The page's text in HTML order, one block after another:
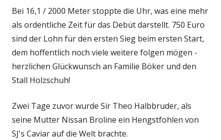
Bei 16,1 / 2000 Meter stoppte die Uhr, was eine mehr
als ordentliche Zeit für das Debüt darstellt. 750 Euro
sind der Lohn für den ersten Sieg beim ersten Start,
dem hoffentlich noch viele weitere folgen mögen -
herzlichen Glückwunsch an Familie Böker und den
Stall Holzschuh!
Zwei Tage zuvor wurde Sir Theo Halbbruder, als
seine Mutter Nissan Broline ein Hengstfohlen von
SJ's Caviar auf die Welt brachte.